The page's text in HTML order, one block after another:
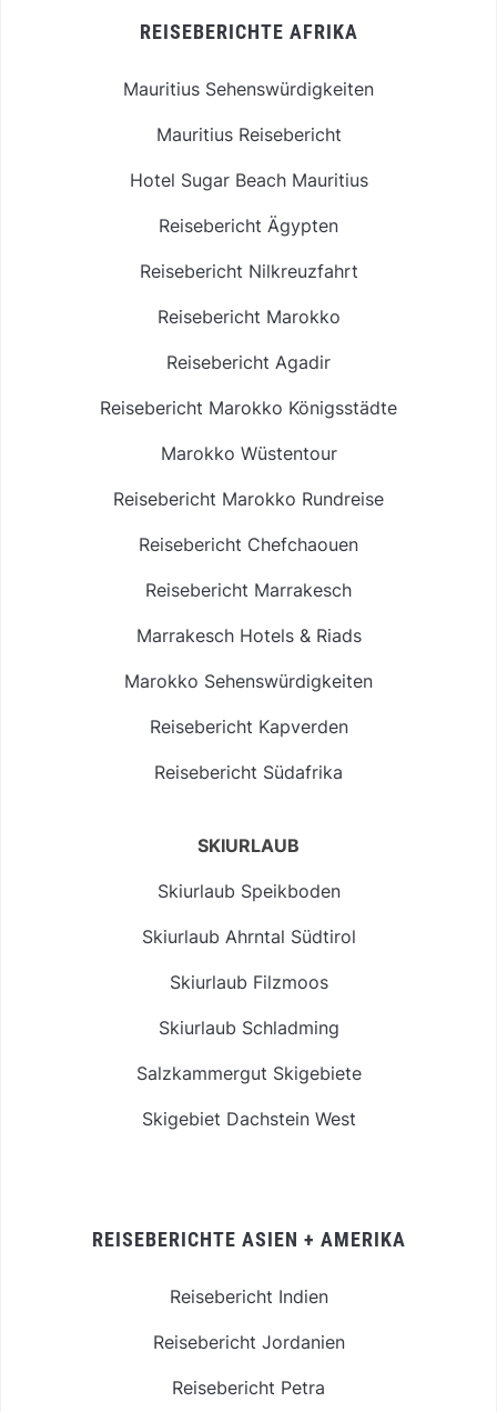
REISEBERICHTE AFRIKA
Mauritius Sehenswürdigkeiten
Mauritius Reisebericht
Hotel Sugar Beach Mauritius
Reisebericht Ägypten
Reisebericht Nilkreuzfahrt
Reisebericht Marokko
Reisebericht Agadir
Reisebericht Marokko Königsstädte
Marokko Wüstentour
Reisebericht Marokko Rundreise
Reisebericht Chefchaouen
Reisebericht Marrakesch
Marrakesch Hotels & Riads
Marokko Sehenswürdigkeiten
Reisebericht Kapverden
Reisebericht Südafrika
SKIURLAUB
Skiurlaub Speikboden
Skiurlaub Ahrntal Südtirol
Skiurlaub Filzmoos
Skiurlaub Schladming
Salzkammergut Skigebiete
Skigebiet Dachstein West
REISEBERICHTE ASIEN + AMERIKA
Reisebericht Indien
Reisebericht Jordanien
Reisebericht Petra